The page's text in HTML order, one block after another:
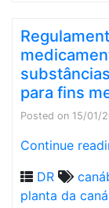
para fins
Posted on 15/01/
Continue
DR
planta da